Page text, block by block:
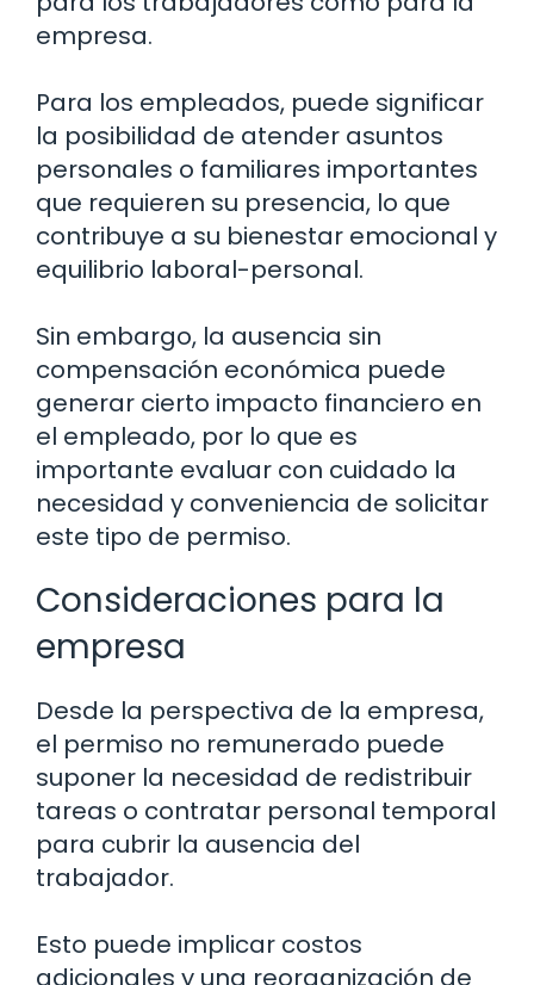
empresa.
Para los empleados, puede significar
la posibilidad de atender asuntos
personales o familiares importantes
que requieren su presencia, lo que
contribuye a su bienestar emocional y
equilibrio laboral-personal.
Sin embargo, la ausencia sin
compensación económica puede
generar cierto impacto financiero en
el empleado, por lo que es
importante evaluar con cuidado la
necesidad y conveniencia de solicitar
este tipo de permiso.
Consideraciones para la
empresa
Desde la perspectiva de la empresa,
el permiso no remunerado puede
suponer la necesidad de redistribuir
tareas o contratar personal temporal
para cubrir la ausencia del
trabajador.
Esto puede implicar costos
adicionales y una reorganización de